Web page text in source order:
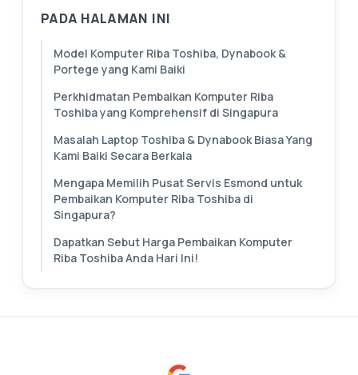
PADA HALAMAN INI
Model Komputer Riba Toshiba, Dynabook &
Portege yang Kami Baiki
Perkhidmatan Pembaikan Komputer Riba
Toshiba yang Komprehensif di Singapura
Masalah Laptop Toshiba & Dynabook Biasa Yang
Kami Baiki Secara Berkala
Mengapa Memilih Pusat Servis Esmond untuk
Pembaikan Komputer Riba Toshiba di
Singapura?
Dapatkan Sebut Harga Pembaikan Komputer
Riba Toshiba Anda Hari Ini!